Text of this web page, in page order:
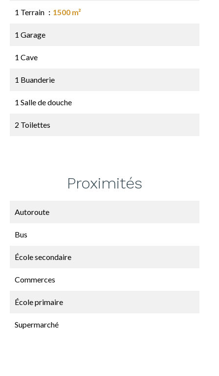
1 Terrain 1500 m²
1 Garage
1 Cave
1 Buanderie
1 Salle de douche
2 Toilettes
Proximités
Autoroute
Bus
École secondaire
Commerces
École primaire
Supermarché